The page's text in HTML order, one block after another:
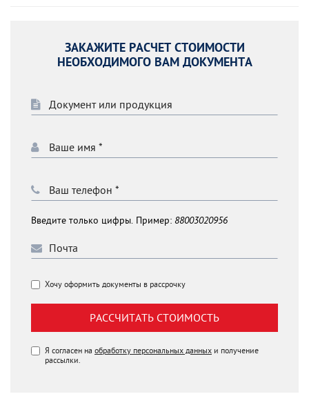
ЗАКАЖИТЕ РАСЧЕТ СТОИМОСТИ
НЕОБХОДИМОГО ВАМ ДОКУМЕНТА
Введите только цифры. Пример: 88003020956
Хочу оформить документы в рассрочку
РАССЧИТАТЬ СТОИМОСТЬ
Я согласен на обработку персональных данных и получение
рассылки.